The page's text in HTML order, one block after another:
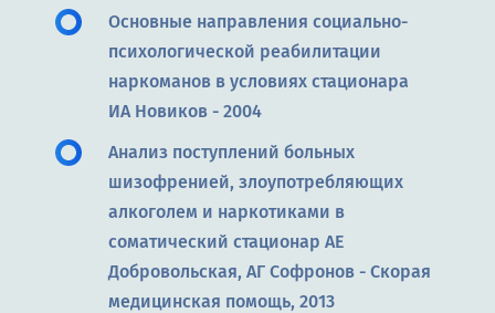
Основные направления социально-
психологической реабилитации
наркоманов в условиях стационара
ИА Новиков - 2004
Анализ поступлений больных
шизофренией, злоупотребляющих
алкоголем и наркотиками в
соматический стационар АЕ
Добровольская, АГ Софронов - Скорая
медицинская помощь, 2013